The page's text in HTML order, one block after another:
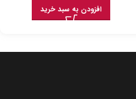
افزودن به سبد خرید